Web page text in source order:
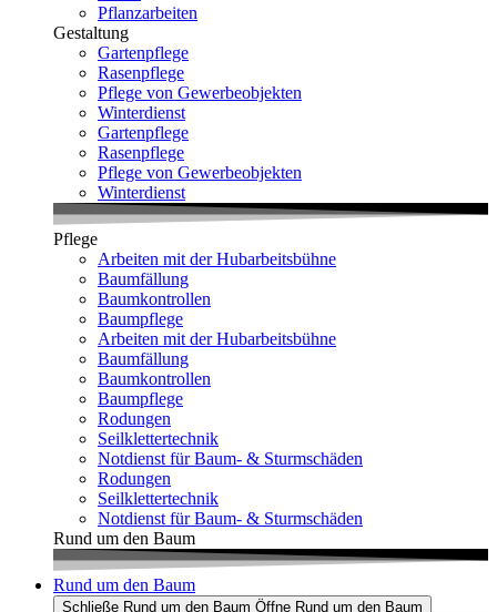
Pflanzarbeiten
Gestaltung
Gartenpflege
Rasenpflege
Pflege von Gewerbeobjekten
Winterdienst
Gartenpflege
Rasenpflege
Pflege von Gewerbeobjekten
Winterdienst
Pflege
Arbeiten mit der Hubarbeitsbühne
Baumfällung
Baumkontrollen
Baumpflege
Arbeiten mit der Hubarbeitsbühne
Baumfällung
Baumkontrollen
Baumpflege
Rodungen
Seilklettertechnik
Notdienst für Baum- & Sturmschäden
Rodungen
Seilklettertechnik
Notdienst für Baum- & Sturmschäden
Rund um den Baum
Rund um den Baum
Schließe Rund um den Baum Öffne Rund um den Baum